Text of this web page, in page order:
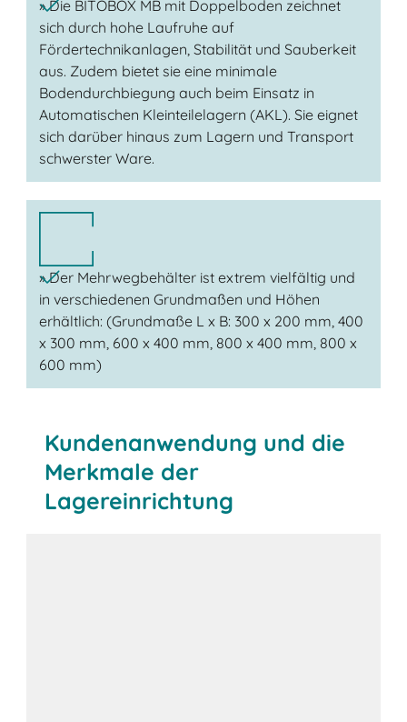
» Die BITOBOX MB mit Doppelboden zeichnet
sich durch hohe Laufruhe auf
Fördertechnikanlagen, Stabilität und Sauberkeit
aus. Zudem bietet sie eine minimale
Bodendurchbiegung auch beim Einsatz in
Automatischen Kleinteilelagern (AKL). Sie eignet
sich darüber hinaus zum Lagern und Transport
schwerster Ware.
» Der Mehrwegbehälter ist extrem vielfältig und
in verschiedenen Grundmaßen und Höhen
erhältlich: (Grundmaße L x B: 300 x 200 mm, 400
x 300 mm, 600 x 400 mm, 800 x 400 mm, 800 x
600 mm)
Kundenanwendung und die
Merkmale der
Lagereinrichtung